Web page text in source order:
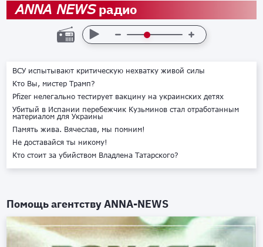
ANNA NEWSрадио
ВСУ испытывают критическую нехватку живой силы
Кто Вы, мистер Трамп?
Pfizer нелегально тестирует вакцину на украинских детях
Убитый в Испании перебежчик Кузьминов стал отработанным
материалом для Украины
Память жива. Вячеслав, мы помним!
Не доставайся ты никому!
Кто стоит за убийством Владлена Татарского?
Помощь агентствуANNA-NEWS